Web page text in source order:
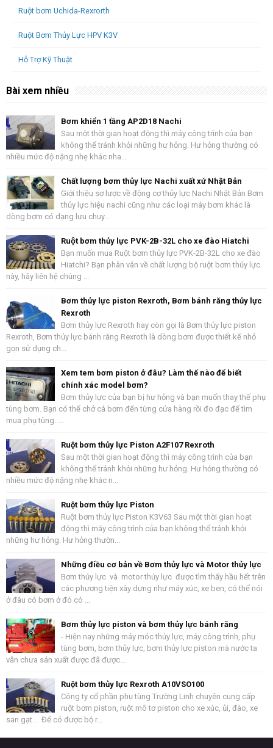
Ruột bơm Uchida-Rexrorth
Ruột Bơm Thủy Lực HPV K3V
Hỗ Trợ Kỹ Thuật
Bài xem nhiều
Bơm khiển 1 tầng AP2D18 Nachi
Sau một thời gian hoạt động thì máy công trình của bạn
không thể tránh khỏi những hư hỏng. Hư hỏng thường có
nhiều mức độ nặng nhẹ khác nha...
Chất lượng bơm thủy lực Nachi xuất xứ Nhật Bản
Giới thiệu sơ lược về động cơ thủy lực Nachi Nhật Bản Bơm
thủy lực hiệu nachi cũng như các loại máy bơm khác là
dòng bơm có dạng lưu chuy...
Ruột bơm thủy lực PVK-2B-32L cho xe đào Hiatchi
Bạn muốn mua Ruột bơm thủy lực PVK-2B-32L cho xe đào
Hiatchi? Bạn phân vân về chất lượng bộ ruột bơm thủy lực
này, hãy liên hệ chúng ...
Bơm thủy lực piston Rexroth, Bơm bánh răng thủy lực
Rexroth
Bơm thủy lực Rexroth hay còn gọi là Bơm thủy lực piston
Rexroth, Bơm thủy lực bánh răng Rexroth là dòng bơm được thiết kế nhỏ
gọn sử dụng ch...
Xem tem bơm piston ở đâu? Làm thế nào để biết
chính xác model bơm?
Bơm thủy lực của bạn bị hư hỏng và bạn muốn thay thế phụ
tùng bơm. Bạn có thể chở cả bơm đến từng cửa hàng rồi đo đạc để tìm
mua phụ tùng. ...
Ruột bơm thủy lực Piston A2F107 Rexroth
Sau một thời gian hoạt động thì máy công trình của bạn
không thể tránh khỏi những hư hỏng. Hư hỏng thường có
nhiều mức độ nặng nhẹ khác n...
Ruột bơm thủy lực Piston
Ruột bơm thủy lực Piston K3V63 Sau một thời gian hoạt
động thì máy công trình của bạn không thể tránh khỏi
những hư hỏng. Hư hỏng thườn...
Những điều cơ bản về Bơm thủy lực và Motor thủy lực
Bơm thủy lực và motor thủy lực được tìm thấy hầu hết trên
các phương tiện xây dựng như máy xúc, xe ben, có thể nói
ở đâu có bơm ở đó có ...
Bơm thủy lực piston và bơm thủy lực bánh răng
- Hiện nay những máy móc thủy lực, máy công trình, phụ
tùng bơm, bơm thủy lực, bơm thủy lực piston mà nước ta
vẫn chưa sản xuất được đã được...
Ruột bơm thủy lực Rexroth A10VSO100
Công ty cổ phần phụ tùng Trường Linh chuyên cung cấp
ruột bơm piston, ruột mô tơ piston cho xe xúc, ủi, đào, xe
san gạt... Để có được bộ r...